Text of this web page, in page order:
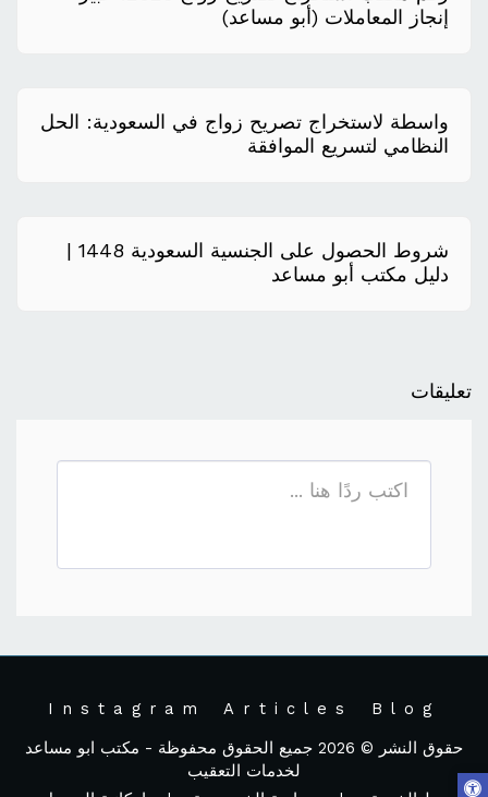
إنجاز المعاملات (أبو مساعد)
واسطة لاستخراج تصريح زواج في السعودية: الحل
النظامي لتسريع الموافقة
شروط الحصول على الجنسية السعودية 1448 |
دليل مكتب أبو مساعد
تعليقات
Blog
Articles
Instagram
حقوق النشر © 2026 جميع الحقوق محفوظة -
مكتب ابو مساعد
لخدمات التعقيب